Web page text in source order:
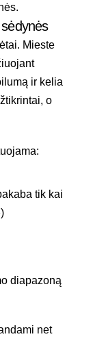
Mieste
ir kelia
o
tik kai
diapazoną
net